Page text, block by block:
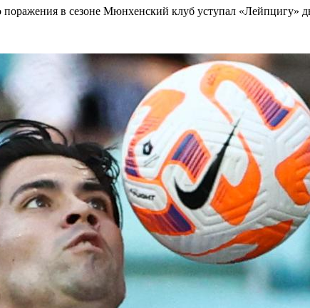
поражения в сезоне Мюнхенский клуб уступал «Лейпцигу»